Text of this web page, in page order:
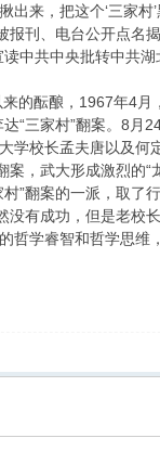
出来，把这个‘三家
报刊、电台公开点名
读中共中央批转中共
的酝酿，1967年4月
达“三家村”翻案。8月
学校长孟夫唐以及何
案，武大形成激烈的“
村”翻案的一派，取了
没有成功，但是老校
哲学睿智和哲学思维